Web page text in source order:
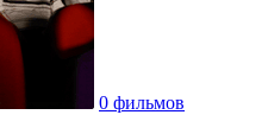
0 фильмов